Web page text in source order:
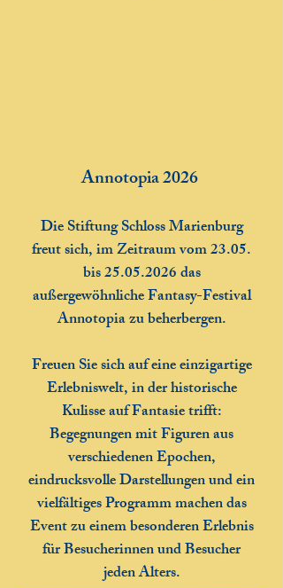
Annotopia 2026
Die Stiftung Schloss Marienburg
freut sich, im Zeitraum vom 23.05.
bis25.05.2026das
außergewöhnliche Fantasy-Festival
Annotopia zu beherbergen.
Freuen Sie sich auf eine einzigartige
Erlebniswelt, in der historische
Kulisse auf Fantasie trifft:
Begegnungen mit Figuren aus
verschiedenen Epochen,
eindrucksvolle Darstellungen und ein
vielfältiges Programm machen das
Event zu einem besonderen Erlebnis
für Besucherinnen und Besucher
jeden Alters.